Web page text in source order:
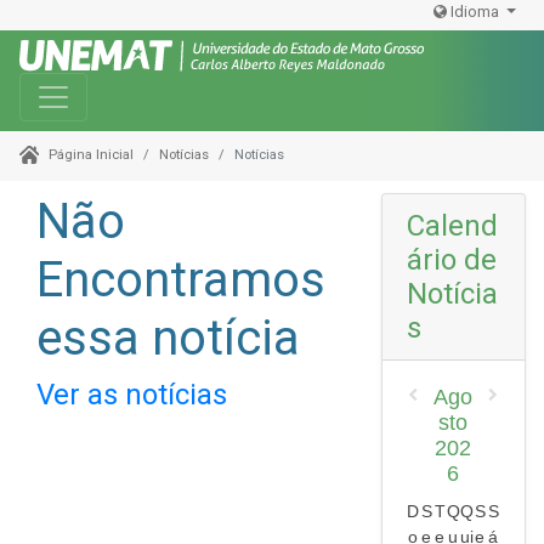
Idioma
Toggle navigation
Página Inicial Notícias Notícias
Não
Encontramos
essa notícia
Ver as notícias
Calend
ário de
Notícia
s
Ago
sto
202
6
D
o
S
e
T
e
Q
u
Q
ui
S
e
S
á